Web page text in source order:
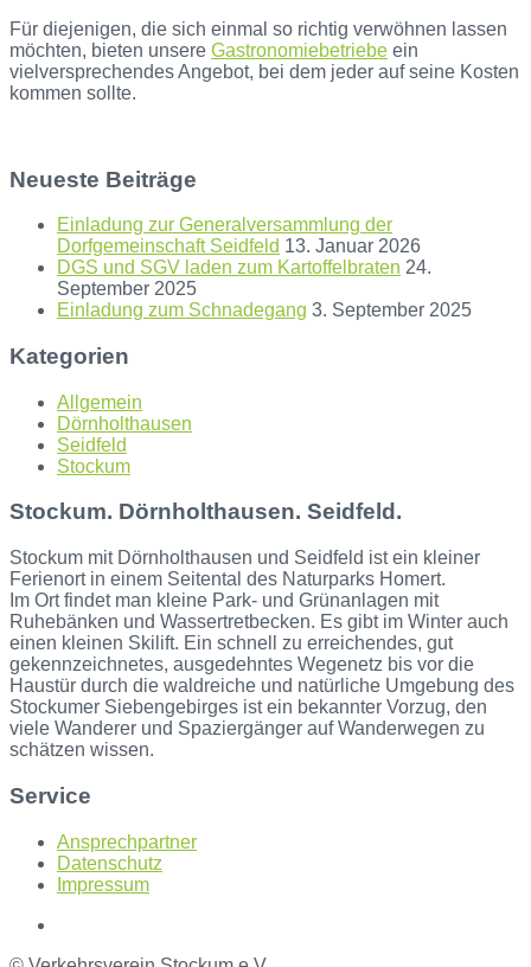
Für diejenigen, die sich einmal so richtig verwöhnen lassen
möchten, bieten unsere Gastronomiebetriebe ein
vielversprechendes Angebot, bei dem jeder auf seine Kosten
kommen sollte.
Neueste Beiträge
Einladung zur Generalversammlung der
Dorfgemeinschaft Seidfeld 13. Januar 2026
DGS und SGV laden zum Kartoffelbraten 24.
September 2025
Einladung zum Schnadegang 3. September 2025
Kategorien
Allgemein
Dörnholthausen
Seidfeld
Stockum
Stockum. Dörnholthausen. Seidfeld.
Stockum mit Dörnholthausen und Seidfeld ist ein kleiner
Ferienort in einem Seitental des Naturparks Homert.
Im Ort findet man kleine Park- und Grünanlagen mit
Ruhebänken und Wassertretbecken. Es gibt im Winter auch
einen kleinen Skilift. Ein schnell zu erreichendes, gut
gekennzeichnetes, ausgedehntes Wegenetz bis vor die
Haustür durch die waldreiche und natürliche Umgebung des
Stockumer Siebengebirges ist ein bekannter Vorzug, den
viele Wanderer und Spaziergänger auf Wanderwegen zu
schätzen wissen.
Service
Ansprechpartner
Datenschutz
Impressum